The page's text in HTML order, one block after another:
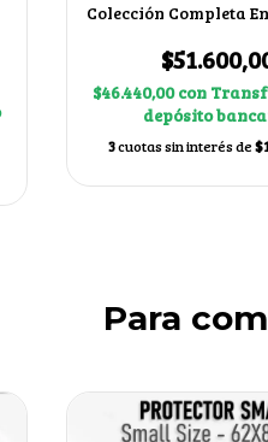
Colección Completa
$46.440,00con
depósito
3cuotas sin interés de
Para